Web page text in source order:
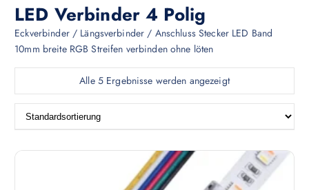
LED Verbinder 4 Polig
Eckverbinder / Längsverbinder / Anschluss Stecker LED Band
10mm breite RGB Streifen verbinden ohne löten
Alle 5 Ergebnisse werden angezeigt